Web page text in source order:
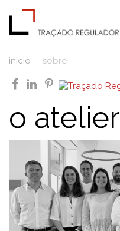
inicio sobre
facebook
linkedin
pinterest
o atelier